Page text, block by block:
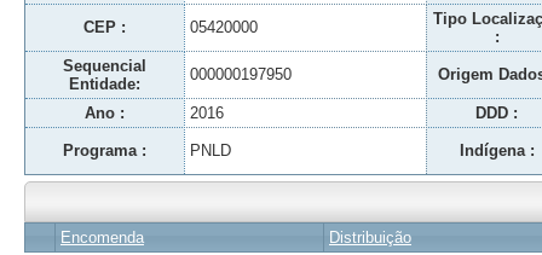
CEP : 05420000
Tipo
:
Sequencial
Entidade:
000000197950 Origem
Ano : 2016 DDD :
Programa : PNLD Indígena :
Encomenda Distribuição